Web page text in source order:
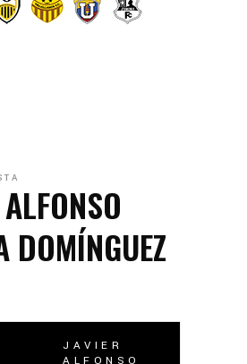
DOMÍNGUEZ
JAVIER
ALFONSO